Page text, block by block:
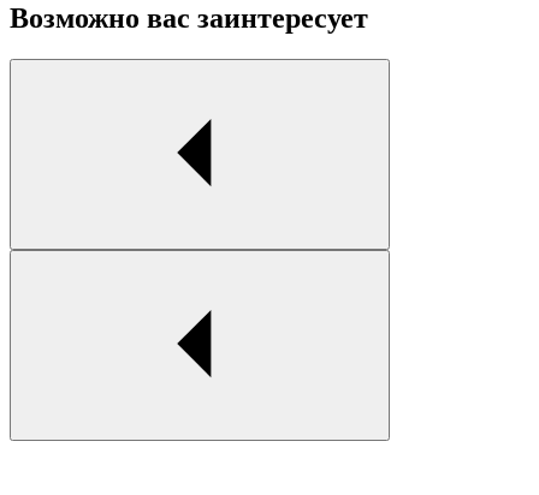
Возможно вас заинтересует